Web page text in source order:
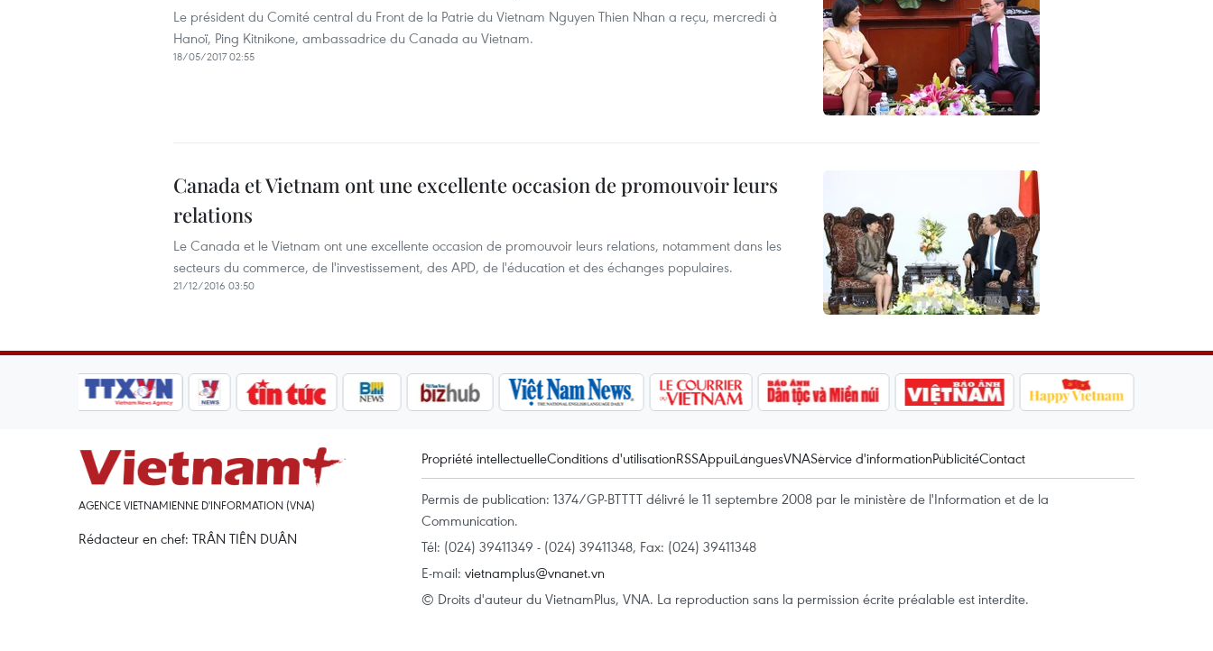
Le président du Comité central du Front de la Patrie du Vietnam Nguyen Thien Nhan a reçu, mercredi à
Hanoï, Ping Kitnikone, ambassadrice du Canada au Vietnam.
18/05/2017 02:55
Canada et Vietnam ont une excellente occasion de promouvoir leurs ​
relations
Le Canada et le Vietnam ont une excellente occasion de promouvoir leurs relations, notamment dans les
secteurs du commerce, de l'investissement, des APD, de l'éducation et des échanges populaires.
21/12/2016 03:50
AGENCE VIETNAMIENNE D'INFORMATION (VNA)
Rédacteur en chef: TRÂN TIÊN DUÂN
Propriété intellectuelleConditions d'utilisationRSSAppuiLanguesVNAService d'informationPublicitéContact
Permis de publication: 1374/GP-BTTTT délivré le 11 septembre 2008 par le ministère de l'Information et de la
Communication.
Tél: (024) 39411349 - (024) 39411348, Fax: (024) 39411348
E-mail: vietnamplus@vnanet.vn
© Droits d'auteur du VietnamPlus, VNA. La reproduction sans la permission écrite préalable est interdite.